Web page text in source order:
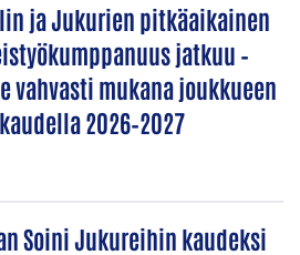
ja Jukurien pitkäaikainen
jatkuu –
vahvasti mukana joukkueen
2026–2027
Soini Jukureihin kaudeksi